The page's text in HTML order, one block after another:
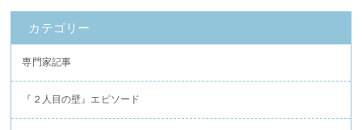
カテゴリー
専門家記事
『２人目の壁』エピソード